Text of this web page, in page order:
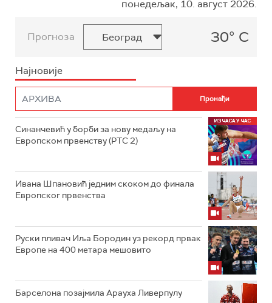
понедељак, 10. август 2026.
Прогноза 30° C
Најновије
Синанчевић у борби за нову медаљу на
Европском првенству (РТС 2)
Ивана Шпановић једним скоком до финала
Европског првенства
Руски пливач Иља Бородин уз рекорд првак
Европе на 400 метара мешовито
Барселона позајмила Арауха Ливерпулу